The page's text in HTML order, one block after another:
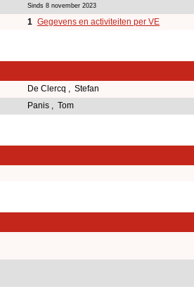
Sinds 8 november 2023
1 Gegevens en activiteiten per VE
De Clercq , Stefan
Panis , Tom